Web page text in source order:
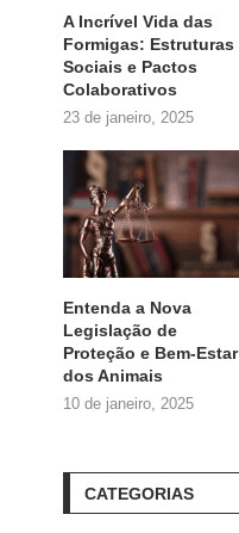
A Incrível Vida das
Formigas: Estruturas
Sociais e Pactos
Colaborativos
23 de janeiro, 2025
Entenda a Nova
Legislação de
Proteção e Bem-Estar
dos Animais
10 de janeiro, 2025
CATEGORIAS